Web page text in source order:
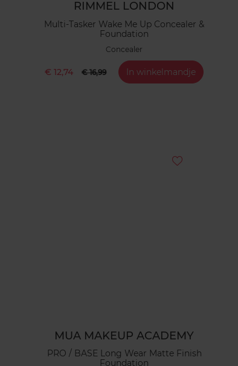
RIMMEL LONDON
Multi-Tasker Wake Me Up Concealer &
Foundation
Concealer
€ 12,74 € 16,99 In winkelmandje
MUA MAKEUP ACADEMY
PRO / BASE Long Wear Matte Finish
Foundation